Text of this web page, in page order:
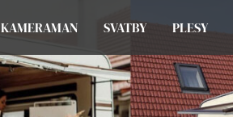
KAMERAMAN SVATBY PLESY